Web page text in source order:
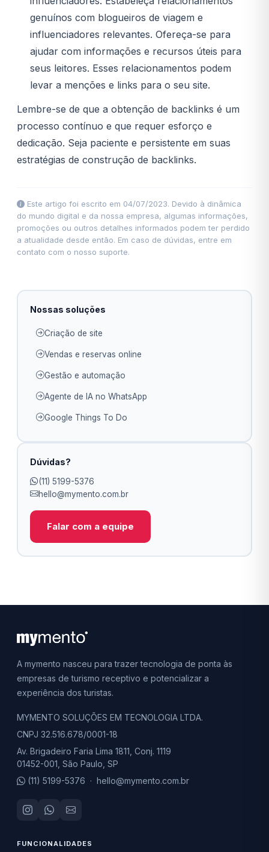
genuínos com blogueiros de viagem e
influenciadores relevantes. Ofereça-se para
ajudar com informações e recursos úteis para
seus leitores. Esses relacionamentos podem
levar a menções e links para o seu site.
Lembre-se de que a obtenção de backlinks é um
processo contínuo e que requer esforço e
dedicação. Seja paciente e persistente em suas
estratégias de construção de backlinks.
Este artigo foi escrito em 04/07/2023. Devido à dinâmica
do mundo digital e da nossa empresa, algumas informações,
promoções ou outros detalhes informados podem ter perdido
a atualidade desde então. Em caso de dúvidas, entre em
contato com o nosso suporte.
Nossas soluções
Criação de site
Vendas e reservas online
Gestão e automação
Agente de IA no WhatsApp
Google Things To Do
Dúvidas?
(11) 5199-5376
hello@mymento.com.br
Falar com a equipe
A mymento nasceu para trazer tecnologia de ponta às
empresas de turismo receptivo e potencializar a
experiência dos turistas.
MYMENTO SOLUÇÕES EM TECNOLOGIA LTDA.
CNPJ 32.516.678/0001-18
Av. Brigadeiro Faria Lima 1811, Conj. 1119
01452-001, São Paulo, SP
(11) 5199-5376 · hello@mymento.com.br
FUNCIONALIDADES